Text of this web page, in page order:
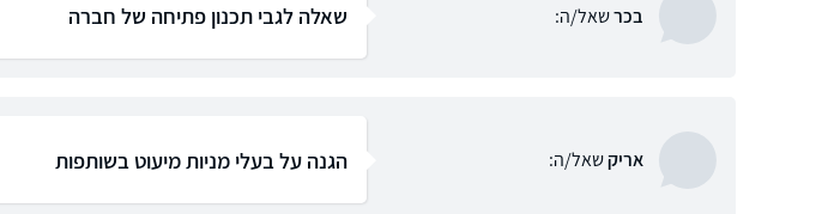
בכרשאל/ה: שאלה לגבי תכנון פתיחה של חברה
אריקשאל/ה: הגנה על בעלי מניות מיעוט בשותפות